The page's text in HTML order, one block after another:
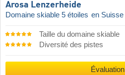
Arosa Lenzerheide
Domaine skiable 5 étoiles en Suisse
Taille du domaine skiable
Diversité des pistes
Évaluation